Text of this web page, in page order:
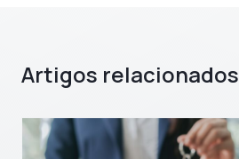
Artigos relacionados